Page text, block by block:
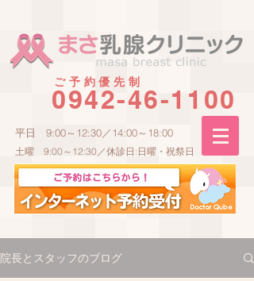
0942-46-1100
ご予約優先制
平日 9:00～12:30／14:00～18:00
土曜 9:00～12:30／休診日:日曜・祝祭日
院長とスタッフのブログ